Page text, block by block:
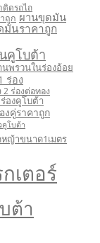
ติดรถไถ
ถูก ผานขุดมัน
นราคาถูก
คูโบต้า
นพรวนในร่องอ้อย
ร่อง
2 ร่องต่อทอง
องคูโบต้า
งคู่ราคาถูก
คูโบต้า
หญ้าขนาด1เมตร
เตอร์
ต้า